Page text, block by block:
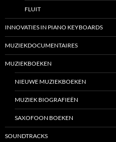
FLUIT
INNOVATIES IN PIANO KEYBOARDS
MUZIEKDOCUMENTAIRES
MUZIEKBOEKEN
NIEUWE MUZIEKBOEKEN
MUZIEK BIOGRAFIEËN
SAXOFOON BOEKEN
SOUNDTRACKS